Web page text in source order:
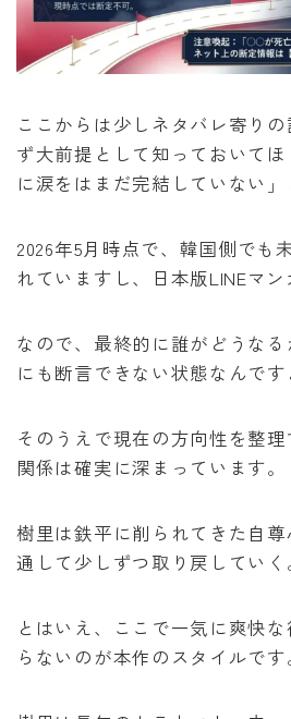
Follow Me
ここからは少しネタバレ寄り
ず大前提として知っておいて
に涙をはまだ完結していない」
2026年5月時点で、韓国側でも
れていますし、日本版LINEマン
なので、最終的に誰がどうな
にも断言できない状態なんです
そのうえで現在の方向性を整
関係は確実に深まっています。
樹里は鉄平に削られてきた自
通して少しずつ取り戻していく
とはいえ、ここで一気に爽快
らないのが本作のスタイルです